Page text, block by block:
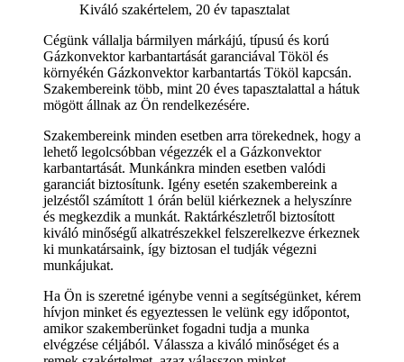
Kiváló szakértelem, 20 év tapasztalat
Cégünk vállalja bármilyen márkájú, típusú és korú
Gázkonvektor karbantartását garanciával Tököl és
környékén Gázkonvektor karbantartás Tököl kapcsán.
Szakembereink több, mint 20 éves tapasztalattal a hátuk
mögött állnak az Ön rendelkezésére.
Szakembereink minden esetben arra törekednek, hogy a
lehető legolcsóbban végezzék el a Gázkonvektor
karbantartását. Munkánkra minden esetben valódi
garanciát biztosítunk. Igény esetén szakembereink a
jelzéstől számított 1 órán belül kiérkeznek a helyszínre
és megkezdik a munkát. Raktárkészletről biztosított
kiváló minőségű alkatrészekkel felszerelkezve érkeznek
ki munkatársaink, így biztosan el tudják végezni
munkájukat.
Ha Ön is szeretné igénybe venni a segítségünket, kérem
hívjon minket és egyeztessen le velünk egy időpontot,
amikor szakemberünket fogadni tudja a munka
elvégzése céljából. Válassza a kiváló minőséget és a